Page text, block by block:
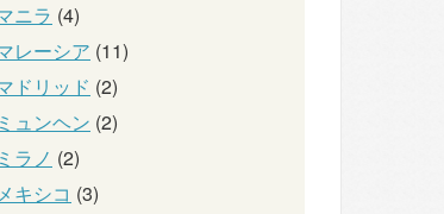
ニラ (4)
レーシア (11)
ドリッド (2)
ミュンヘン (2)
ミラノ (2)
キシコ (3)